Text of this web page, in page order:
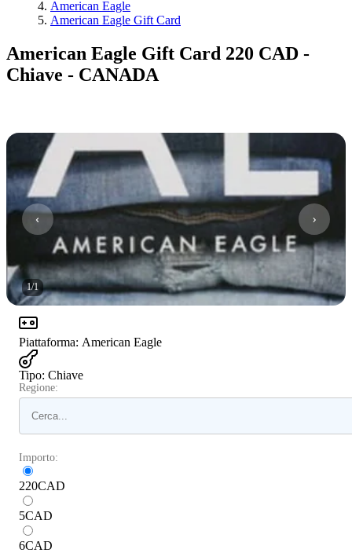
American Eagle
American Eagle Gift Card
American Eagle Gift Card 220 CAD -
Chiave - CANADA
1/1
Piattaforma: American Eagle
Tipo: Chiave
Regione:
Importo:
220CAD
5CAD
6CAD